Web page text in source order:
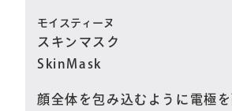
モイスティーヌ
スキンマスク
SkinMask
顔全体を包み込むように電極